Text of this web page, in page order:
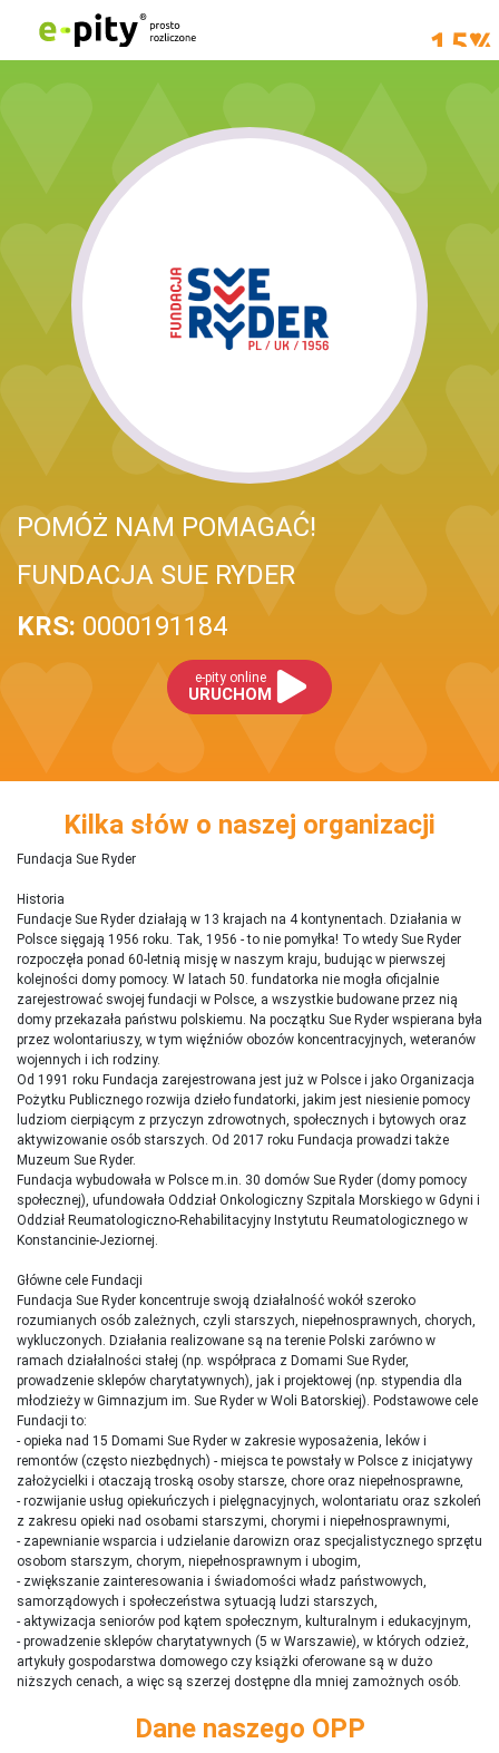
POMÓŻ NAM POMAGAĆ!
FUNDACJA SUE RYDER
KRS: 0000191184
e-pity online
URUCHOM
Kilka słów o naszej organizacji
Fundacja Sue Ryder
Historia
Fundacje Sue Ryder działają w 13 krajach na 4 kontynentach. Działania w
Polsce sięgają 1956 roku. Tak, 1956 - to nie pomyłka! To wtedy Sue Ryder
rozpoczęła ponad 60-letnią misję w naszym kraju, budując w pierwszej
kolejności domy pomocy. W latach 50. fundatorka nie mogła oficjalnie
zarejestrować swojej fundacji w Polsce, a wszystkie budowane przez nią
domy przekazała państwu polskiemu. Na początku Sue Ryder wspierana była
przez wolontariuszy, w tym więźniów obozów koncentracyjnych, weteranów
wojennych i ich rodziny.
Od 1991 roku Fundacja zarejestrowana jest już w Polsce i jako Organizacja
Pożytku Publicznego rozwija dzieło fundatorki, jakim jest niesienie pomocy
ludziom cierpiącym z przyczyn zdrowotnych, społecznych i bytowych oraz
aktywizowanie osób starszych. Od 2017 roku Fundacja prowadzi także
Muzeum Sue Ryder.
Fundacja wybudowała w Polsce m.in. 30 domów Sue Ryder (domy pomocy
społecznej), ufundowała Oddział Onkologiczny Szpitala Morskiego w Gdyni i
Oddział Reumatologiczno-Rehabilitacyjny Instytutu Reumatologicznego w
Konstancinie-Jeziornej.
Główne cele Fundacji
Fundacja Sue Ryder koncentruje swoją działalność wokół szeroko
rozumianych osób zależnych, czyli starszych, niepełnosprawnych, chorych,
wykluczonych. Działania realizowane są na terenie Polski zarówno w
ramach działalności stałej (np. współpraca z Domami Sue Ryder,
prowadzenie sklepów charytatywnych), jak i projektowej (np. stypendia dla
młodzieży w Gimnazjum im. Sue Ryder w Woli Batorskiej). Podstawowe cele
Fundacji to:
- opieka nad 15 Domami Sue Ryder w zakresie wyposażenia, leków i
remontów (często niezbędnych) - miejsca te powstały w Polsce z inicjatywy
założycielki i otaczają troską osoby starsze, chore oraz niepełnosprawne,
- rozwijanie usług opiekuńczych i pielęgnacyjnych, wolontariatu oraz szkoleń
z zakresu opieki nad osobami starszymi, chorymi i niepełnosprawnymi,
- zapewnianie wsparcia i udzielanie darowizn oraz specjalistycznego sprzętu
osobom starszym, chorym, niepełnosprawnym i ubogim,
- zwiększanie zainteresowania i świadomości władz państwowych,
samorządowych i społeczeństwa sytuacją ludzi starszych,
- aktywizacja seniorów pod kątem społecznym, kulturalnym i edukacyjnym,
- prowadzenie sklepów charytatywnych (5 w Warszawie), w których odzież,
artykuły gospodarstwa domowego czy książki oferowane są w dużo
niższych cenach, a więc są szerzej dostępne dla mniej zamożnych osób.
Dane naszego OPP